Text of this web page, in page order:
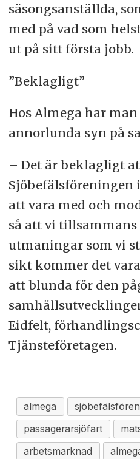
säsongsanställda,
med på vad som
ut på sitt första jobb.
”Beklagligt”
Hos Almega har
annorlunda syn på
– Det är beklagligt
Sjöbefälsföreningen
att vara med och
så att vi
utmaningar som vi
sikt kommer det
att blunda för den
Eidfelt,
Tjänsteföretagen.
almega
passagerarsjöfart
arbetsmarknad